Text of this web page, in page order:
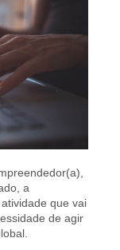
a
que vai
de agir